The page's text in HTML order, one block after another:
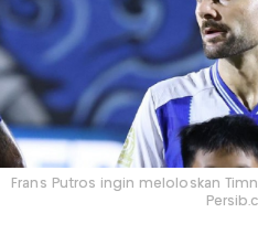
Frans Putros ingin meloloskan